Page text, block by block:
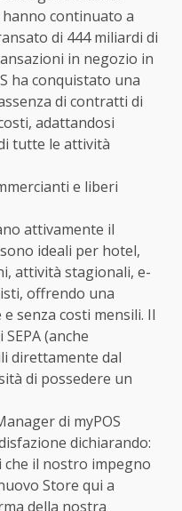
continuato a
di 444 miliardi di
in negozio in
ha conquistato una
di contratti di
adattandosi
tutte le attività
e liberi
attivamente il
ideali per hotel,
attività stagionali, e-
offrendo una
senza costi mensili. Il
(anche
direttamente dal
di possedere un
di myPOS
dichiarando:
il nostro impegno
Store qui a
della nostra